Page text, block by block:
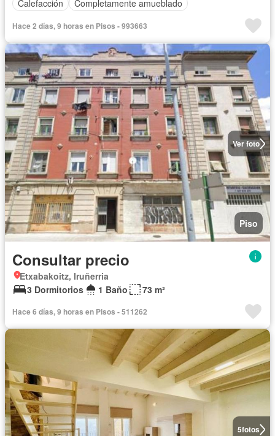
Calefacción
Completamente amueblado
Hace 2 días, 9 horas en Pisos - 993663
Ver foto
Piso
Consultar precio
Etxabakoitz, Iruñerria
3 Dormitorios
1 Baño 73 m²
Hace 6 días, 9 horas en Pisos - 511262
5fotos